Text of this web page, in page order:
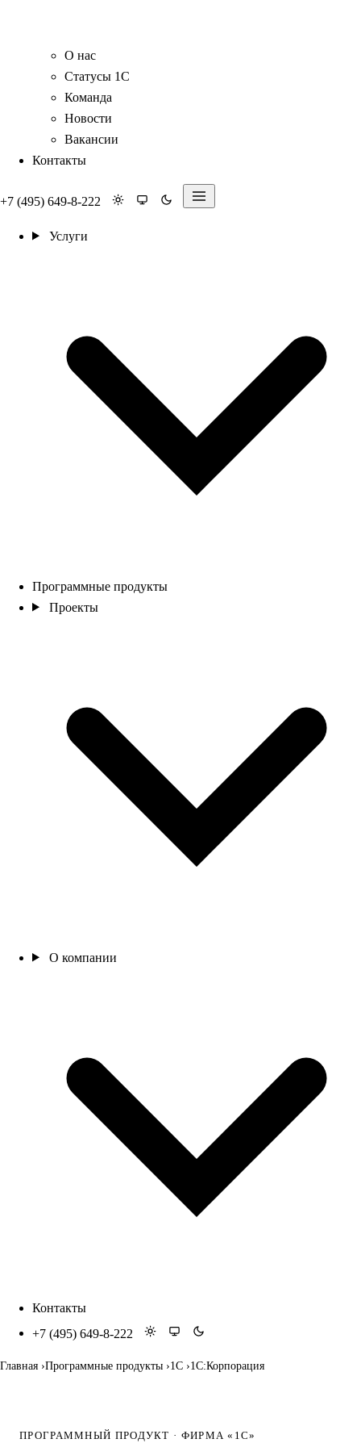
О нас
Статусы 1С
Команда
Новости
Вакансии
Контакты
+7 (495) 649-8-222
Услуги
Программные продукты
Проекты
О компании
Контакты
+7 (495) 649-8-222
Главная Программные продукты 1С 1С:Корпорация
ПРОГРАММНЫЙ ПРОДУКТ · ФИРМА «1С»